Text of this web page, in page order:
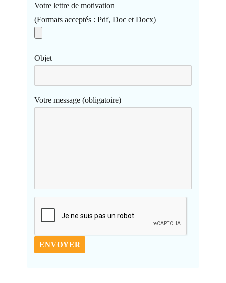
Votre lettre de motivation
(Formats acceptés : Pdf, Doc et Docx)
Objet
Votre message (obligatoire)